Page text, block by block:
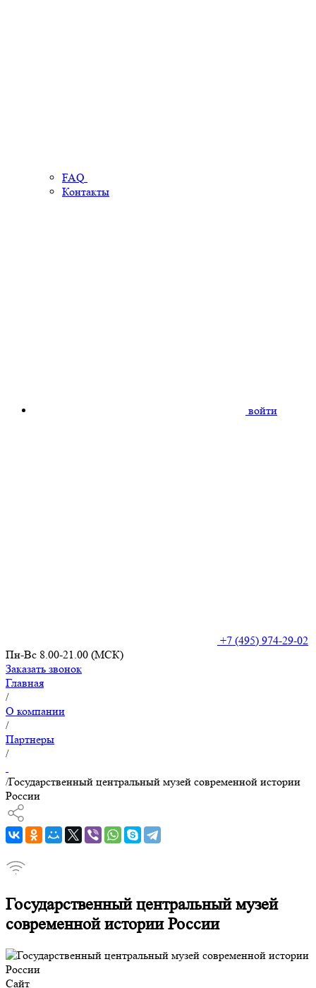
FAQ
Контакты
войти
+7 (495) 974-29-02
Пн-Вс 8.00-21.00 (МСК)
Заказать звонок
Главная
/
О компании
/
Партнеры
/
/Государственный центральный музей современной истории
России
Государственный центральный музей
современной истории России
Сайт